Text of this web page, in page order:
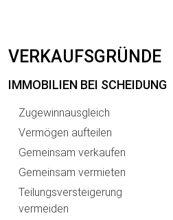
VERKAUFSGRÜNDE
IMMOBILIEN BEI SCHEIDUNG
Zugewinnausgleich
Vermögen aufteilen
Gemeinsam verkaufen
Gemeinsam vermieten
Teilungsversteigerung
vermeiden